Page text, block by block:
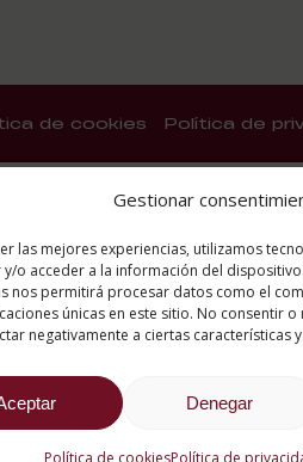
Gestionar
las mejores experiencias, utilizamos
y/o acceder a la información del
nos permitirá procesar datos como el
únicas en este sitio. No consentir
negativamente a ciertas características
Denegar
Política de cookiesPolítica de
de cookies Política de